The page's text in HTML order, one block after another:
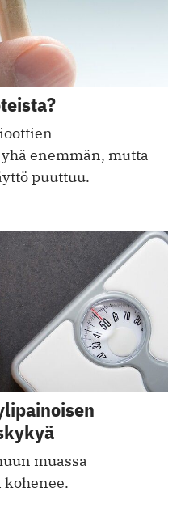
enemmän, mutta
puuttuu.
muassa